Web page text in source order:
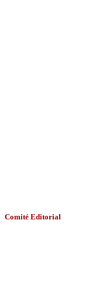
Comité Editorial